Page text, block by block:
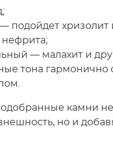
подойдет хризолит
нефрита;
— малахит и
тона гармонично
камни не
но и